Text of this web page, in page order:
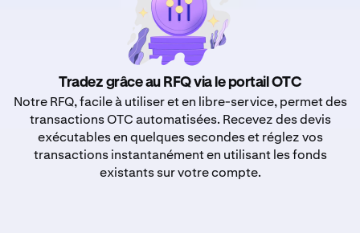
Tradez grâce au RFQ via le portail OTC
Notre RFQ, facile à utiliser et en libre-service, permet des
transactions OTC automatisées. Recevez des devis
exécutables en quelques secondes et réglez vos
transactions instantanément en utilisant les fonds
existants sur votre compte.